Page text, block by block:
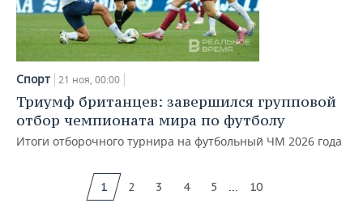
Спорт 21 ноя, 00:00
Триумф британцев: завершился групповой
отбор чемпионата мира по футболу
Итоги отборочного турнира на футбольный ЧМ 2026 года
1 2 3 4 5 ... 10